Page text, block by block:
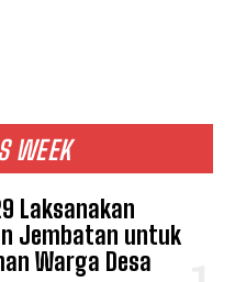
WEEK
Laksanakan
Jembatan untuk
Warga Desa